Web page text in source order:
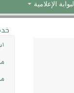
البوابة الإعلامية